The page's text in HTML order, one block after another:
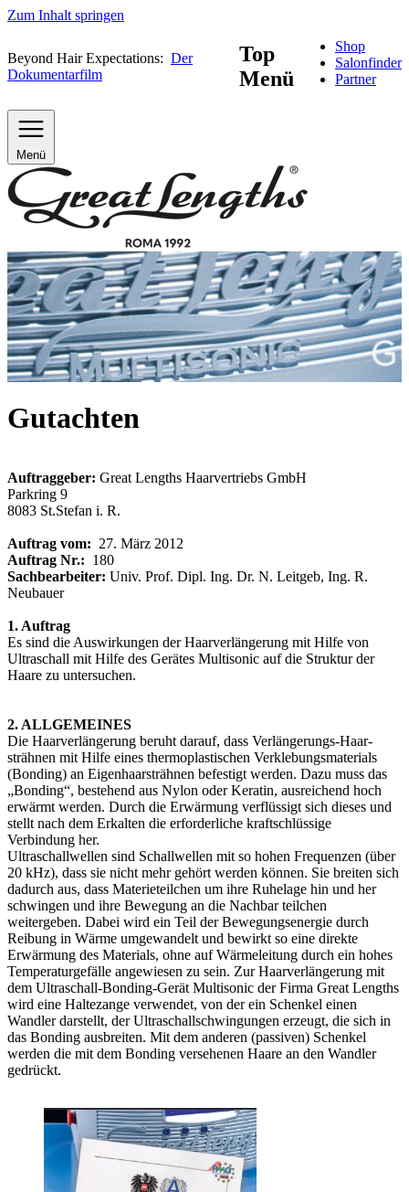
Zum Inhalt springen
Beyond Hair Expectations: Der
Dokumentarfilm
Top
Menü
Shop
Salonfinder
Partner
Menü
Gutachten
Auftraggeber: Great Lengths Haarvertriebs GmbH
Parkring 9
8083 St.Stefan i. R.
Auftrag vom: 27. März 2012
Auftrag Nr.: 180
Sachbearbeiter: Univ. Prof. Dipl. Ing. Dr. N. Leitgeb, Ing. R.
Neubauer
1. Auftrag
Es sind die Auswirkungen der Haarverlängerung mit Hilfe von
Ultraschall mit Hilfe des Gerätes Multisonic auf die Struktur der
Haare zu untersuchen.
2. ALLGEMEINES
Die Haarverlängerung beruht darauf, dass Verlängerungs-Haar-
strähnen mit Hilfe eines thermoplastischen Verklebungsmaterials
(Bonding) an Eigenhaarsträhnen befestigt werden. Dazu muss das
„Bonding“, bestehend aus Nylon oder Keratin, ausreichend hoch
erwärmt werden. Durch die Erwärmung verflüssigt sich dieses und
stellt nach dem Erkalten die erforderliche kraftschlüssige
Verbindung her.
Ultraschallwellen sind Schallwellen mit so hohen Frequenzen (über
20 kHz), dass sie nicht mehr gehört werden können. Sie breiten sich
dadurch aus, dass Materieteilchen um ihre Ruhelage hin und her
schwingen und ihre Bewegung an die Nachbar teilchen
weitergeben. Dabei wird ein Teil der Bewegungsenergie durch
Reibung in Wärme umgewandelt und bewirkt so eine direkte
Erwärmung des Materials, ohne auf Wärmeleitung durch ein hohes
Temperaturgefälle angewiesen zu sein. Zur Haarverlängerung mit
dem Ultraschall-Bonding-Gerät Multisonic der Firma Great Lengths
wird eine Haltezange verwendet, von der ein Schenkel einen
Wandler darstellt, der Ultraschallschwingungen erzeugt, die sich in
das Bonding ausbreiten. Mit dem anderen (passiven) Schenkel
werden die mit dem Bonding versehenen Haare an den Wandler
gedrückt.